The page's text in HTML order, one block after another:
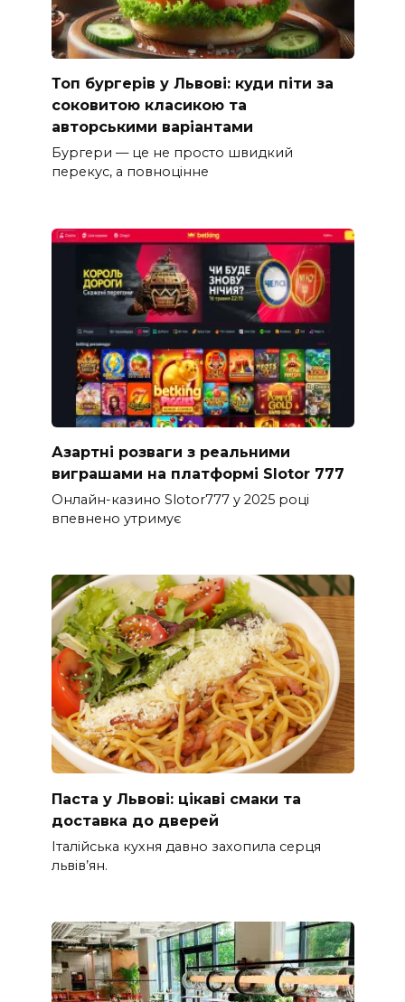
Топ бургерів у Львові: куди піти за
соковитою класикою та
авторськими варіантами
Бургери — це не просто швидкий
перекус, а повноцінне
Азартні розваги з реальними
виграшами на платформі Slotor 777
Онлайн-казино Slotor777 у 2025 році
впевнено утримує
Паста у Львові: цікаві смаки та
доставка до дверей
Італійська кухня давно захопила серця
львів’ян.